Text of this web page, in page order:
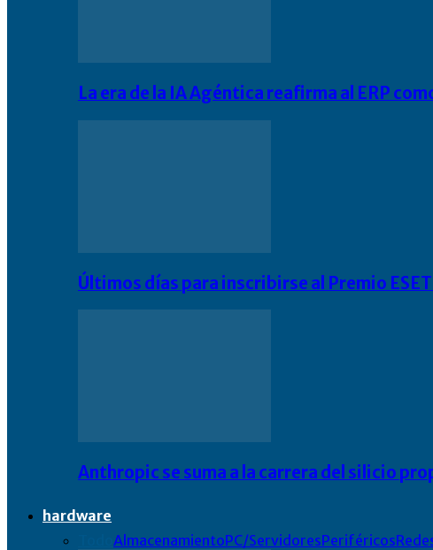
La era de la IA Agéntica reafirma al ERP
Últimos días para inscribirse al Premio
Anthropic se suma a la carrera del silicio
hardware
AlmacenamientoPC/ServidoresPeriféricos